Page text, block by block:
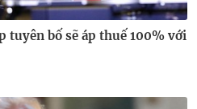
tuyên bố sẽ áp thuế 100% với